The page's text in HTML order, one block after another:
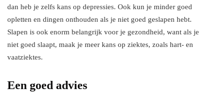
dan heb je zelfs kans op depressies. Ook kun je minder goed
opletten en dingen onthouden als je niet goed geslapen hebt.
Slapen is ook enorm belangrijk voor je gezondheid, want als je
niet goed slaapt, maak je meer kans op ziektes, zoals hart- en
vaatziektes.
Een goed advies